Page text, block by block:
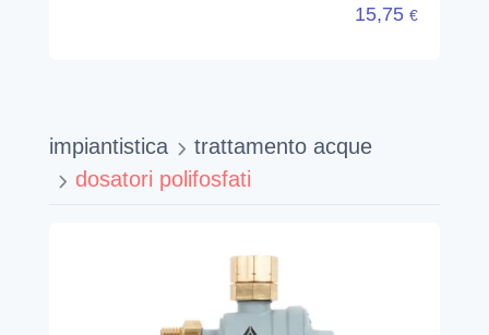
15,75 €
impiantistica
trattamento acque
dosatori polifosfati